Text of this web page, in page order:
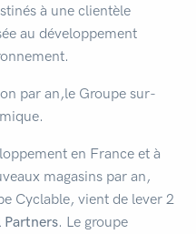
à une clientèle
au développement
par an,le Groupe sur-
en France et à
magasins par an,
Cyclable, vient de lever 2
Partners. Le groupe